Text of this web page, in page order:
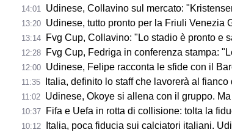
14:01 Udinese, Collavino sul mercato: "Kristensen via solo davanti a un'offerta
13:20 Udinese, tutto pronto per la Friuli Venezia Giulia Cup: come
13:14 Fvg Cup, Collavino: "Lo stadio è pronto e
12:28 Fvg Cup, Fedriga in conferenza stampa: "Le
12:00 Udinese, Felipe racconta le sfide con il
11:35 Italia, definito lo staff che lavorerà al fianco
11:02 Udinese, Okoye si allena con il gruppo.
10:37 Fifa e Uefa in rotta di collisione: tolta la
10:12 Italia, poca fiducia sui calciatori italiani. Udinese